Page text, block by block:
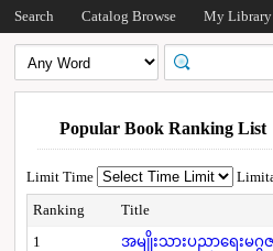
Search Catalog Browse My Library
Popular Book Ranking List
Limit Time
Ranking
Title
1
အမျိုးသားပညာရေးမဂ္